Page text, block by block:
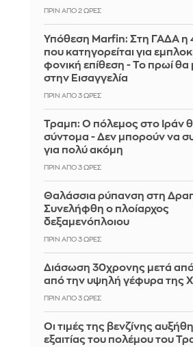
ΠΡΙΝ ΑΠΌ 2 ΏΡΕΣ
Υπόθεση Marfin: Στη ΓΑΔΑ η
που κατηγορείται για
φονική επίθεση - Το πρωί θα
στην Εισαγγελία
ΠΡΙΝ ΑΠΌ 3 ΏΡΕΣ
Τραμπ: Ο πόλεμος στο Ιράν
σύντομα - Δεν μπορούν να
για πολύ ακόμη
ΠΡΙΝ ΑΠΌ 3 ΏΡΕΣ
Θαλάσσια ρύπανση στη
Συνελήφθη ο πλοίαρχος
δεξαμενόπλοιου
ΠΡΙΝ ΑΠΌ 3 ΏΡΕΣ
Διάσωση 30χρονης μετά
από την υψηλή γέφυρα της
ΠΡΙΝ ΑΠΌ 3 ΏΡΕΣ
Οι τιμές της βενζίνης
εξαιτίας του πολέμου του